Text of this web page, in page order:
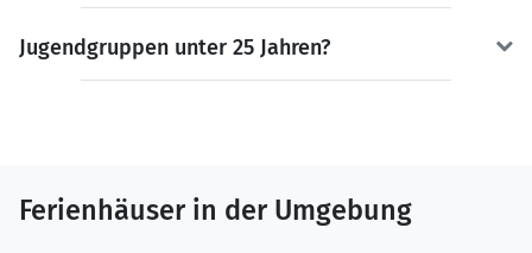
Jugendgruppen unter 25 Jahren?
Ferienhäuser in der Umgebung